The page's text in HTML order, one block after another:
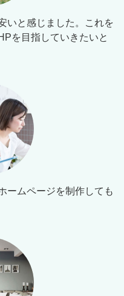
いと感じました。これを
を目指していきたいと
ームページを制作しても